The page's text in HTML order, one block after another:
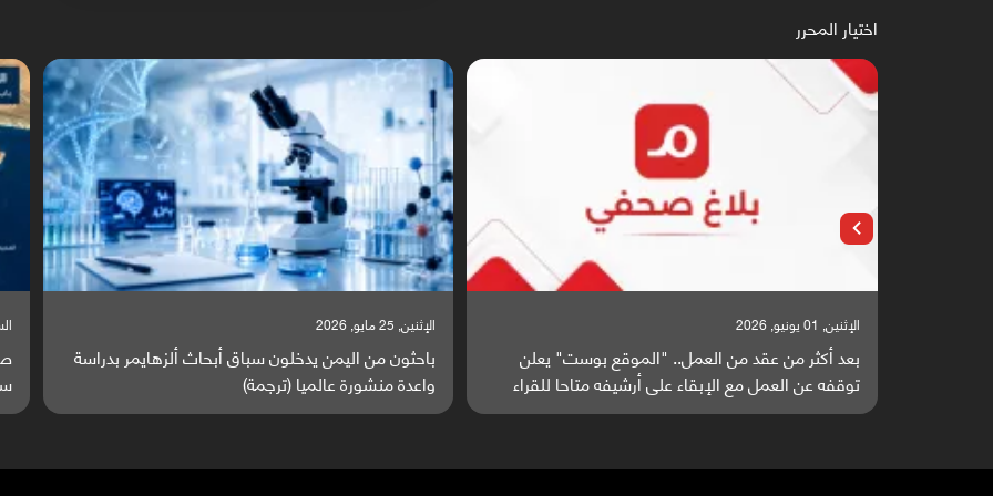
اختيار المحرر
الإثنين, 25 مايو, 2026
باحثون من اليمن يدخلون سباق أبحاث ألزهايمر بدراسة
واعدة منشورة عالميا (ترجمة)
السبت, 23 مايو, 2026
صراع دولي يتصاعد قرب اليمن والبحر الأحمر يتحول إلى
ساحة مواجهة عالمية (ترجمة)